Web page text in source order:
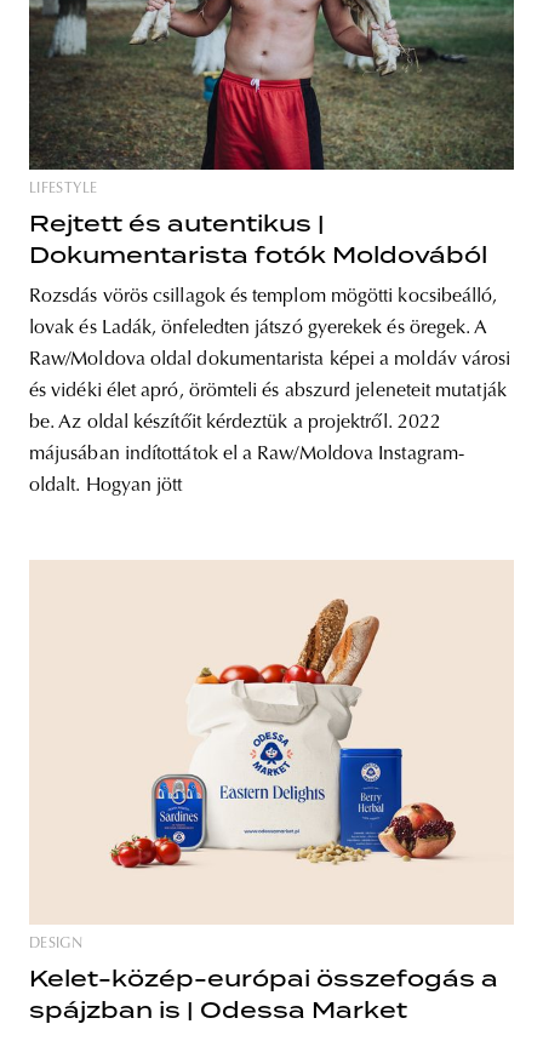
LIFESTYLE
Rejtett és autentikus |
Dokumentarista fotók Moldovából
Rozsdás vörös csillagok és templom mögötti kocsibeálló,
lovak és Ladák, önfeledten játszó gyerekek és öregek. A
Raw/Moldova oldal dokumentarista képei a moldáv városi
és vidéki élet apró, örömteli és abszurd jeleneteit mutatják
be. Az oldal készítőit kérdeztük a projektről. 2022
májusában indítottátok el a Raw/Moldova Instagram-
oldalt. Hogyan jött
DESIGN
Kelet-közép-európai összefogás a
spájzban is | Odessa Market